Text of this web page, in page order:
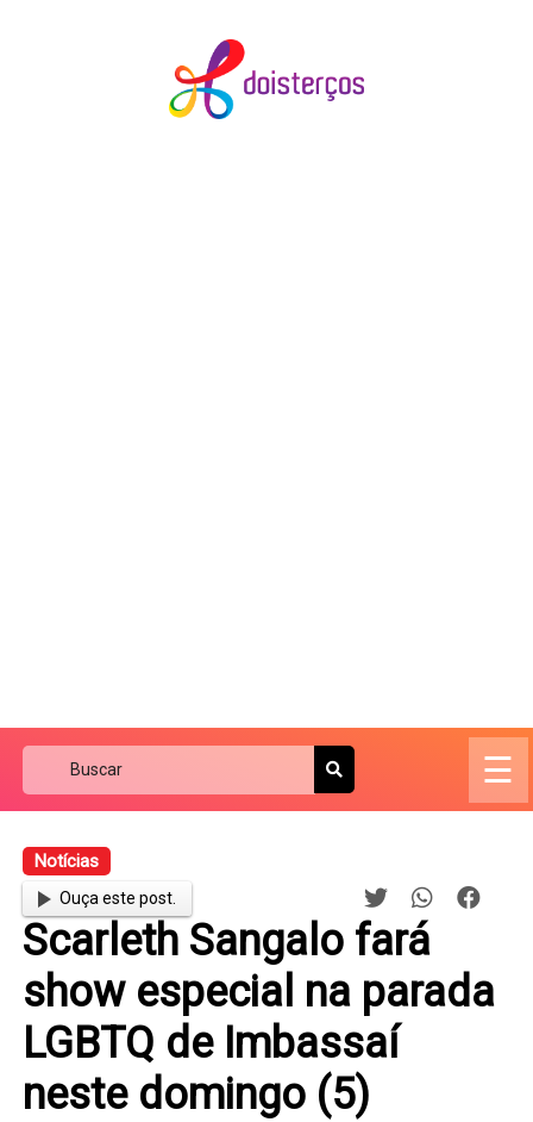
☰
Notícias
Ouça este post.
Scarleth Sangalo fará
show especial na parada
LGBTQ de Imbassaí
neste domingo (5)